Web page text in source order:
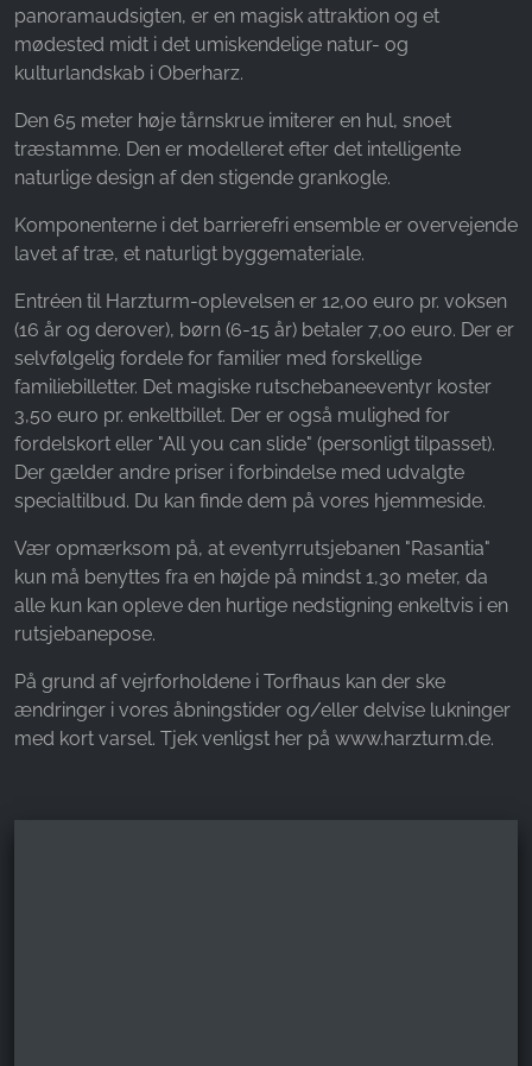
panoramaudsigten, er en magisk attraktion og et
mødested midt i det umiskendelige natur- og
kulturlandskab i Oberharz.
Den 65 meter høje tårnskrue imiterer en hul, snoet
træstamme. Den er modelleret efter det intelligente
naturlige design af den stigende grankogle.
Komponenterne i det barrierefri ensemble er overvejende
lavet af træ, et naturligt byggemateriale.
Entréen til Harzturm-oplevelsen er 12,00 euro pr. voksen
(16 år og derover), børn (6-15 år) betaler 7,00 euro. Der er
selvfølgelig fordele for familier med forskellige
familiebilletter. Det magiske rutschebaneeventyr koster
3,50 euro pr. enkeltbillet. Der er også mulighed for
fordelskort eller "All you can slide" (personligt tilpasset).
Der gælder andre priser i forbindelse med udvalgte
specialtilbud. Du kan finde dem på vores hjemmeside.
Vær opmærksom på, at eventyrrutsjebanen "Rasantia"
kun må benyttes fra en højde på mindst 1,30 meter, da
alle kun kan opleve den hurtige nedstigning enkeltvis i en
rutsjebanepose.
På grund af vejrforholdene i Torfhaus kan der ske
ændringer i vores åbningstider og/eller delvise lukninger
med kort varsel. Tjek venligst her på www.harzturm.de.